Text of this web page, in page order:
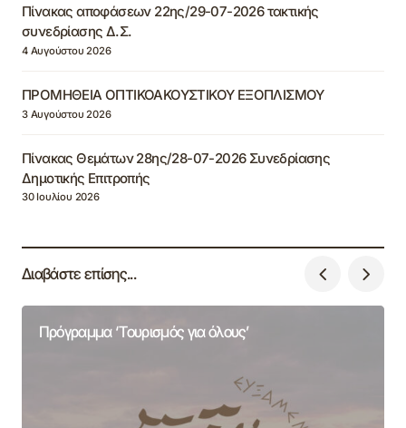
Πίνακας αποφάσεων 22ης/29-07-2026 τακτικής
συνεδρίασης Δ.Σ.
4 Αυγούστου 2026
ΠΡΟΜΗΘΕΙΑ ΟΠΤΙΚΟΑΚΟΥΣΤΙΚΟΥ ΕΞΟΠΛΙΣΜΟΥ
3 Αυγούστου 2026
Πίνακας Θεμάτων 28ης/28-07-2026 Συνεδρίασης
Δημοτικής Επιτροπής
30 Ιουλίου 2026
Διαβάστε επίσης...
Πρόγραμμα ‘Τουρισμός για όλους’